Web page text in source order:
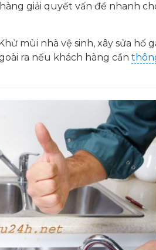
giải quyết vấn đề nhanh
mùi nhà vệ sinh, xây sửa hố
ra nếu khách hàng cần